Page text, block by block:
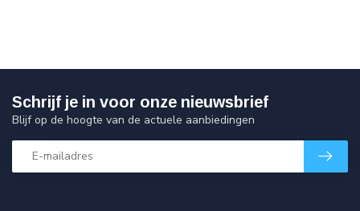
Schrijf je in voor onze nieuwsbrief
Blijf op de hoogte van de actuele aanbiedingen